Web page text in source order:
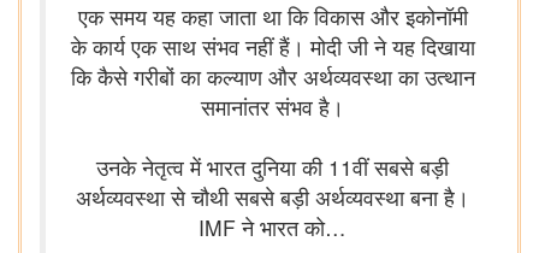
एक समय यह कहा जाता था कि विकास और इकोनॉमी
के कार्य एक साथ संभव नहीं हैं। मोदी जी ने यह दिखाया
कि कैसे गरीबों का कल्याण और अर्थव्यवस्था का उत्थान
समानांतर संभव है।
उनके नेतृत्व में भारत दुनिया की 11वीं सबसे बड़ी
अर्थव्यवस्था से चौथी सबसे बड़ी अर्थव्यवस्था बना है।
IMF ने भारत को…